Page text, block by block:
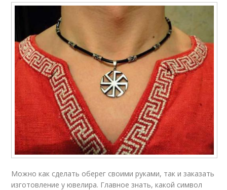
Можно как сделать оберег своими руками, так и заказать
изготовление у ювелира. Главное знать, какой символ